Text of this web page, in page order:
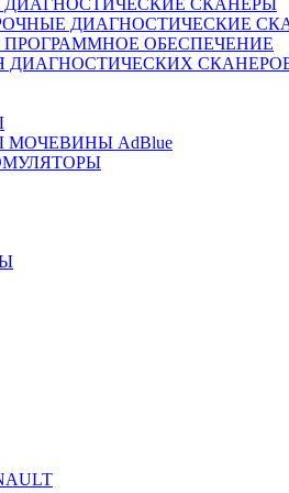
ДИАГНОСТИЧЕСКИЕ СКАНЕРЫ
ДИАГНОСТИЧЕСКИЕ
ПРОГРАММНОЕ ОБЕСПЕЧЕНИЕ
ДИАГНОСТИЧЕСКИХ
МОЧЕВИНЫ АdBlue